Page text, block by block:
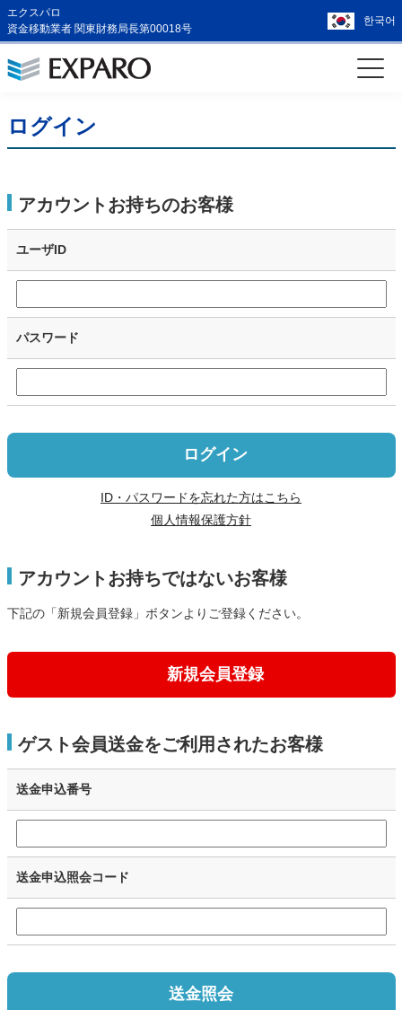
エクスパロ
資金移動業者 関東財務局長第00018号
한국어
ログイン
アカウントお持ちのお客様
ユーザID
パスワード
ログイン
ID・パスワードを忘れた方はこちら
個人情報保護方針
アカウントお持ちではないお客様
下記の「新規会員登録」ボタンよりご登録ください。
新規会員登録
ゲスト会員送金をご利用されたお客様
送金申込番号
送金申込照会コード
送金照会